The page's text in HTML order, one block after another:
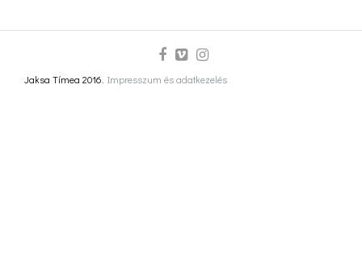
Jaksa Tímea 2016. Impresszum és adatkezelés